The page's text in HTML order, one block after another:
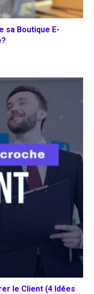
sa Boutique E-
le Client (4 Idées